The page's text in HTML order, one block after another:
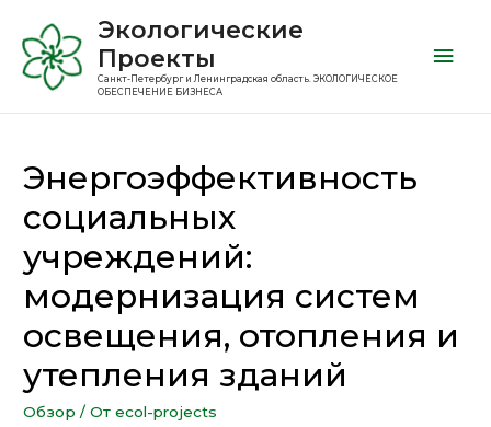
Экологические
Проекты
Санкт-Петербург и Ленинградская область. ЭКОЛОГИЧЕСКОЕ
ОБЕСПЕЧЕНИЕ БИЗНЕСА
Энергоэффективность
социальных
учреждений:
модернизация систем
освещения, отопления и
утепления зданий
Обзор / От ecol-projects